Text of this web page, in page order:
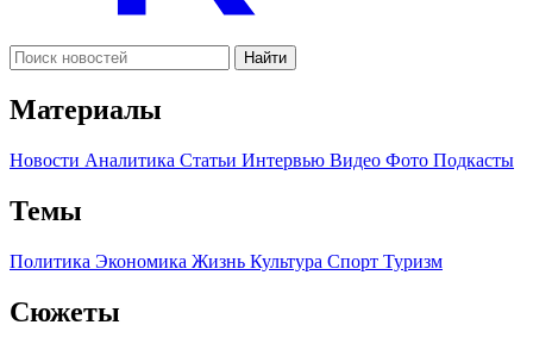
Найти
Материалы
Новости Аналитика Статьи Интервью Видео Фото Подкасты
Темы
Политика Экономика Жизнь Культура Спорт Туризм
Сюжеты